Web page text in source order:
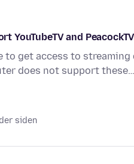
YouTubeTV and
get access to streaming
does not support these…
siden